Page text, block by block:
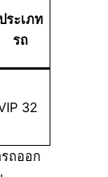
ระเภท
รถ
32
ถออก